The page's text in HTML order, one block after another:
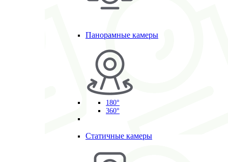
Панорамные камеры
180°
360°
Статичные камеры